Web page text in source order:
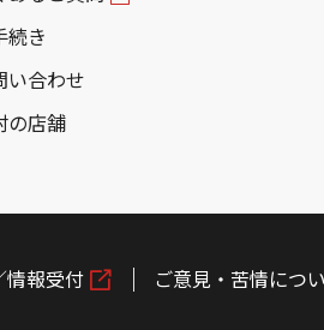
続き
い合わせ
の店舗
情報受付 ご意見・苦情につ